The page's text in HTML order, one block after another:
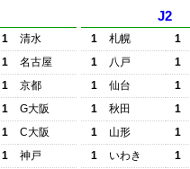
1
清水
1
名古屋
1
京都
1
G大阪
1
C大阪
1
神戸
J2
1 札幌
1
1
八戸
1
1
仙台
1
1
秋田
1
1
山形
1
1
いわき
1